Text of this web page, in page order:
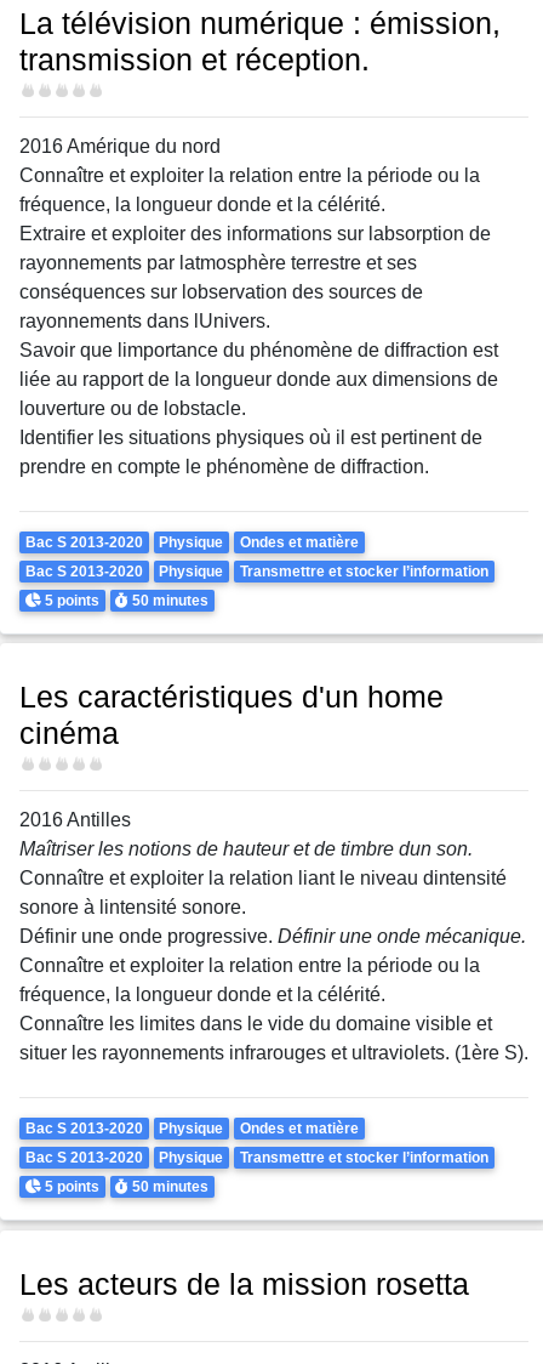
La télévision numérique : émission,
transmission et réception.
Difficulté
2016 Amérique du nord
Connaître et exploiter la relation entre la période ou la
fréquence, la longueur donde et la célérité.
Extraire et exploiter des informations sur labsorption de
rayonnements par latmosphère terrestre et ses
conséquences sur lobservation des sources de
rayonnements dans lUnivers.
Savoir que limportance du phénomène de diffraction est
liée au rapport de la longueur donde aux dimensions de
louverture ou de lobstacle.
Identifier les situations physiques où il est pertinent de
prendre en compte le phénomène de diffraction.
Theme
Bac S 2013-2020 Physique
Ondes et matière
Bac S 2013-2020
Physique Transmettre et stocker l’information
Points
5 points Durée
50 minutes
Les caractéristiques d'un home
cinéma
Difficulté
2016 Antilles
Maîtriser les notions de hauteur et de timbre dun son.
Connaître et exploiter la relation liant le niveau dintensité
sonore à lintensité sonore.
Définir une onde progressive. Définir une onde mécanique.
Connaître et exploiter la relation entre la période ou la
fréquence, la longueur donde et la célérité.
Connaître les limites dans le vide du domaine visible et
situer les rayonnements infrarouges et ultraviolets. (1ère S).
Theme
Bac S 2013-2020 Physique
Ondes et matière
Bac S 2013-2020
Physique Transmettre et stocker l’information
Points
5 points Durée
50 minutes
Les acteurs de la mission rosetta
Difficulté